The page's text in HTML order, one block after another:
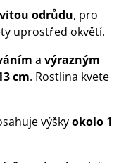
odrůdu, pro
uprostřed okvětí.
a výrazným
cm. Rostlina kvete
výškyokolo 1